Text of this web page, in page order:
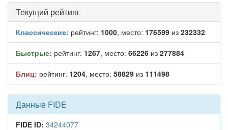
Текущий рейтинг
Классические: рейтинг: 1000, место: 176599 из 232332
Быстрые: рейтинг: 1267, место: 66226 из 277884
Блиц: рейтинг: 1204, место: 58829 из 111498
Данные FIDE
FIDE ID: 34244077